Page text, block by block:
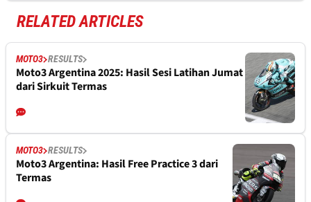
RELATED ARTICLES
MOTO3 RESULTS
Moto3 Argentina 2025: Hasil Sesi Latihan Jumat
dari Sirkuit Termas
MOTO3 RESULTS
Moto3 Argentina: Hasil Free Practice 3 dari
Termas